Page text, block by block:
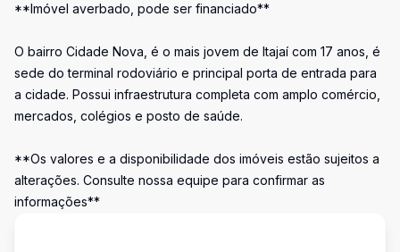
**Imóvel averbado, pode ser financiado**
O bairro Cidade Nova, é o mais jovem de Itajaí com 17 anos, é
sede do terminal rodoviário e principal porta de entrada para
a cidade. Possui infraestrutura completa com amplo comércio,
mercados, colégios e posto de saúde.
**Os valores e a disponibilidade dos imóveis estão sujeitos a
alterações. Consulte nossa equipe para confirmar as
informações**